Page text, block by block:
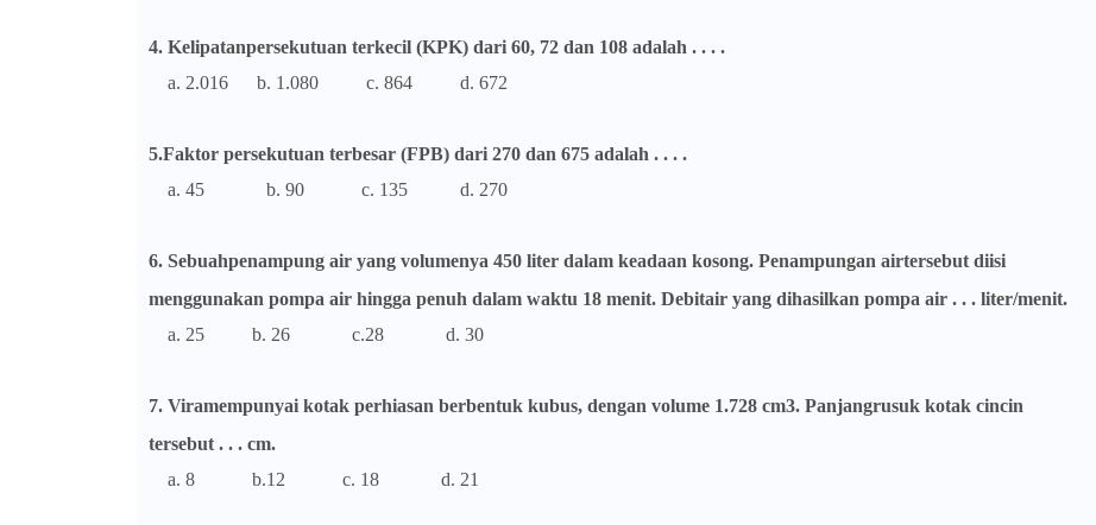
4. Kelipatanpersekutuan terkecil (KPK) dari 60, 72 dan 108 adalah . . . .
a. 2.016 b. 1.080 c. 864 d. 672
5.Faktor persekutuan terbesar (FPB) dari 270 dan 675 adalah . . . .
a. 45 b. 90 c. 135 d. 270
6. Sebuahpenampung air yang volumenya 450 liter dalam keadaan kosong. Penampungan airtersebut diisi
menggunakan pompa air hingga penuh dalam waktu 18 menit. Debitair yang dihasilkan pompa air . . . liter/menit.
a. 25 b. 26 c.28 d. 30
7. Viramempunyai kotak perhiasan berbentuk kubus, dengan volume 1.728 cm3. Panjangrusuk kotak cincin
tersebut . . . cm.
a. 8 b.12 c. 18 d. 21